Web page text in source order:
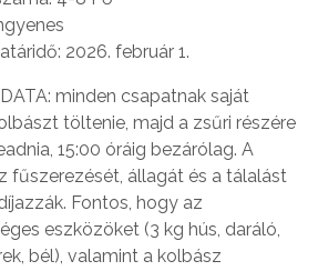
2026. február 1.
minden csapatnak saját
töltenie, majd a zsűri részére
15:00 óráig bezárólag. A
fűszerezését, állagát és a tálalást
Fontos, hogy az
eszközöket (3 kg hús, daráló,
bél), valamint a kolbász